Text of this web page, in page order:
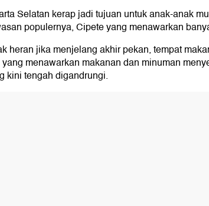
Selatan kerap jadi tujuan untuk anak-anak
populernya, Cipete yang menawarkan
heran jika menjelang akhir pekan, tempat
menawarkan makanan dan minuman
kini tengah digandrungi.